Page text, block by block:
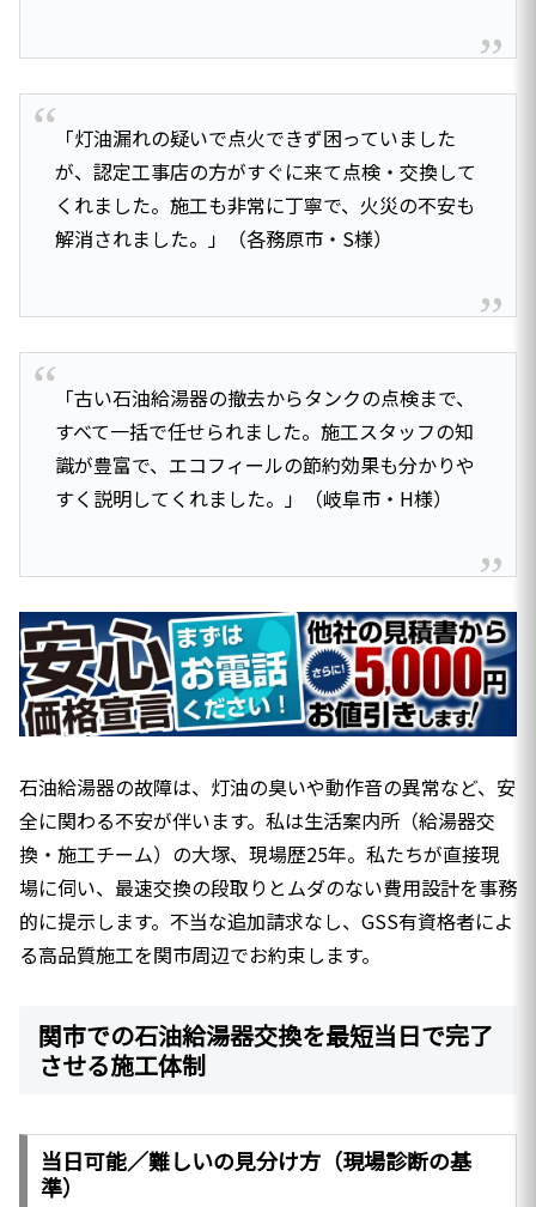
「灯油漏れの疑いで点火できず困っていました
が、認定工事店の方がすぐに来て点検・交換して
くれました。施工も非常に丁寧で、火災の不安も
解消されました。」（各務原市・S様）
「古い石油給湯器の撤去からタンクの点検まで、
すべて一括で任せられました。施工スタッフの知
識が豊富で、エコフィールの節約効果も分かりや
すく説明してくれました。」（岐阜市・H様）
石油給湯器の故障は、灯油の臭いや動作音の異常など、安
全に関わる不安が伴います。私は生活案内所（給湯器交
換・施工チーム）の大塚、現場歴25年。私たちが直接現
場に伺い、最速交換の段取りとムダのない費用設計を事務
的に提示します。不当な追加請求なし、GSS有資格者によ
る高品質施工を関市周辺でお約束します。
関市での石油給湯器交換を最短当日で完了
させる施工体制
当日可能／難しいの見分け方（現場診断の基
準）